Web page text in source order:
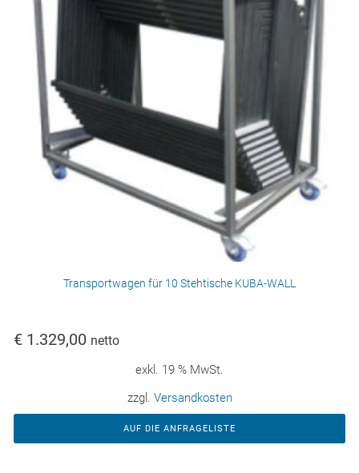
Transportwagen für 10 Stehtische KUBA-WALL
€ 1.329,00 netto
exkl. 19 % MwSt.
zzgl. Versandkosten
AUF DIE ANFRAGELISTE